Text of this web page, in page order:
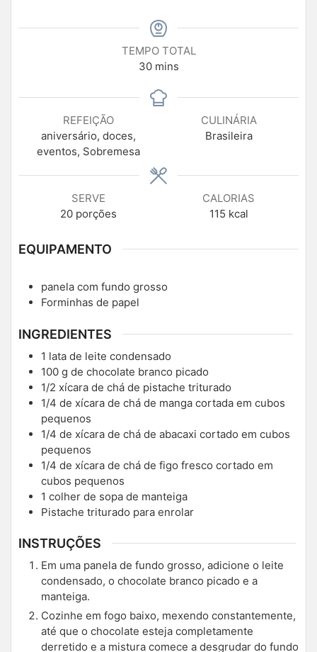
TEMPO TOTAL
30 mins
REFEIÇÃO
aniversário, doces,
eventos, Sobremesa
CULINÁRIA
Brasileira
SERVE
20 porções
CALORIAS
115 kcal
EQUIPAMENTO
panela com fundo grosso
Forminhas de papel
INGREDIENTES
1 lata de leite condensado
100 g de chocolate branco picado
1/2 xícara de chá de pistache triturado
1/4 de xícara de chá de manga cortada em cubos
pequenos
1/4 de xícara de chá de abacaxi cortado em cubos
pequenos
1/4 de xícara de chá de figo fresco cortado em
cubos pequenos
1 colher de sopa de manteiga
Pistache triturado para enrolar
INSTRUÇÕES
Em uma panela de fundo grosso, adicione o leite
condensado, o chocolate branco picado e a
manteiga.
Cozinhe em fogo baixo, mexendo constantemente,
até que o chocolate esteja completamente
derretido e a mistura comece a desgrudar do fundo